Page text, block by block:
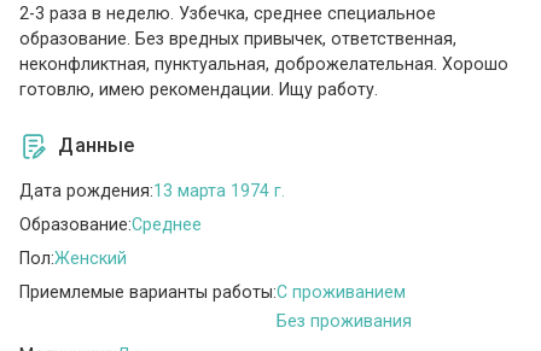
2-3 раза в неделю. Узбечка, среднее специальное
образование. Без вредных привычек, ответственная,
неконфликтная, пунктуальная, доброжелательная. Хорошо
готовлю, имею рекомендации. Ищу работу.
Данные
Дата рождения:13 марта 1974 г.
Образование:Среднее
Пол:Женский
Приемлемые варианты работы:C проживанием
Без проживания